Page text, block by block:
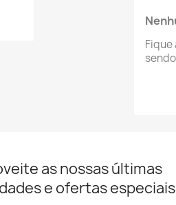
as nossas últimas
e ofertas especiais